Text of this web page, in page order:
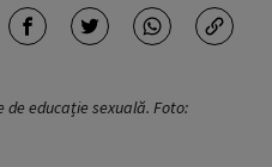
educație sexuală. Foto: